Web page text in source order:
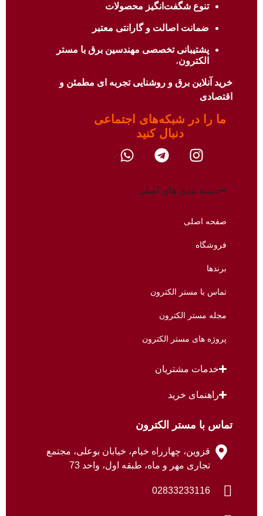
تنوع شگفت‌انگیز محصولات
ضمانت اصالت و گارانتی معتبر
پشتیبانی تخصصی مهندسین برق با مستر
الکترون،
خرید آنلاین برق و روشنایی تجربه ای مطمئن و
اقتصادی
ما را در شبکه‌های اجتماعی
دنبال کنید​
دسته بندی های اصلی
صفحه اصلی
فروشگاه
برندها
تماس با مستر الکترون
مجله مستر الکترون
پروژه های مستر الکترون
خدمات مشتریان
راهنمای خرید
تماس با مستر الکترون
قزوین، چهارراه خیام، خیابان بوعلی، مجتمع
تجاری مهر و ماه، طبقه اول، واحد 73
02833233116